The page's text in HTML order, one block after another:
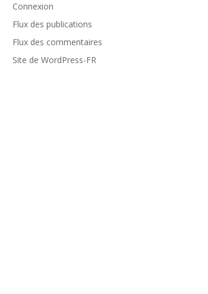
Connexion
Flux des publications
Flux des commentaires
Site de WordPress-FR